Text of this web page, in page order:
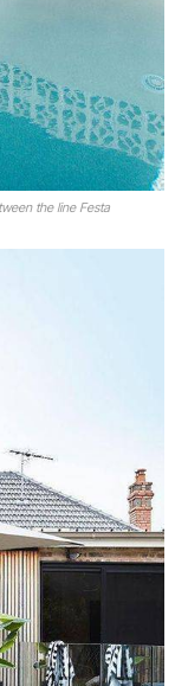
the line Festa